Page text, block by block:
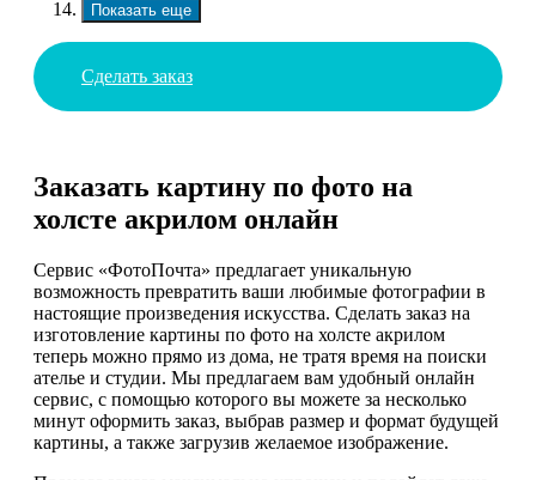
Показать еще
Сделать заказ
Заказать картину по фото на
холсте акрилом онлайн
Сервис «ФотоПочта» предлагает уникальную
возможность превратить ваши любимые фотографии в
настоящие произведения искусства. Сделать заказ на
изготовление картины по фото на холсте акрилом
теперь можно прямо из дома, не тратя время на поиски
ателье и студии. Мы предлагаем вам удобный онлайн
сервис, с помощью которого вы можете за несколько
минут оформить заказ, выбрав размер и формат будущей
картины, а также загрузив желаемое изображение.